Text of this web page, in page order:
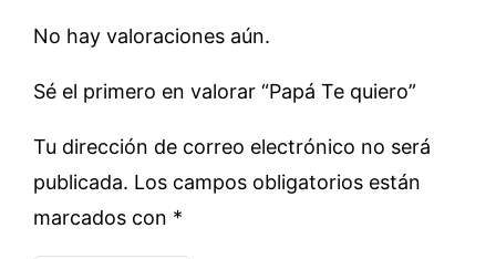
No hay valoraciones aún.
Sé el primero en valorar “Papá Te quiero”
Tu dirección de correo electrónico no será
publicada. Los campos obligatorios están
marcados con *